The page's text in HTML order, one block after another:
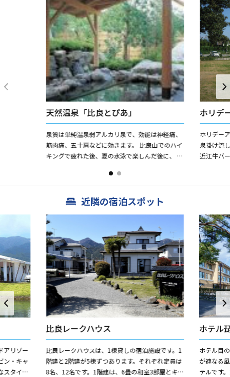
天然温泉「比良とぴあ」
泉質は単純温泉弱アルカリ泉で、効能は神経痛、
筋肉痛、五十肩などに効きます。 比良山でのハイ
キングで疲れた後、夏の水泳で楽しんだ後に、 ス
ス。 日帰り温泉には珍...
ホリデ
ホリデー
泉掛け流
近江牛バ
近隣の宿泊スポット
アリゾー
ン・キャ
スタイル
比良レークハウス
比良レークハウスは、1棟貸しの宿泊施設です。1
階建と2階建が5棟ずつあります。それぞれ定員は
8名、12名です。1階建は、6畳の和室3部屋とキ
ホテル
ホテル目
が連なる
テルです